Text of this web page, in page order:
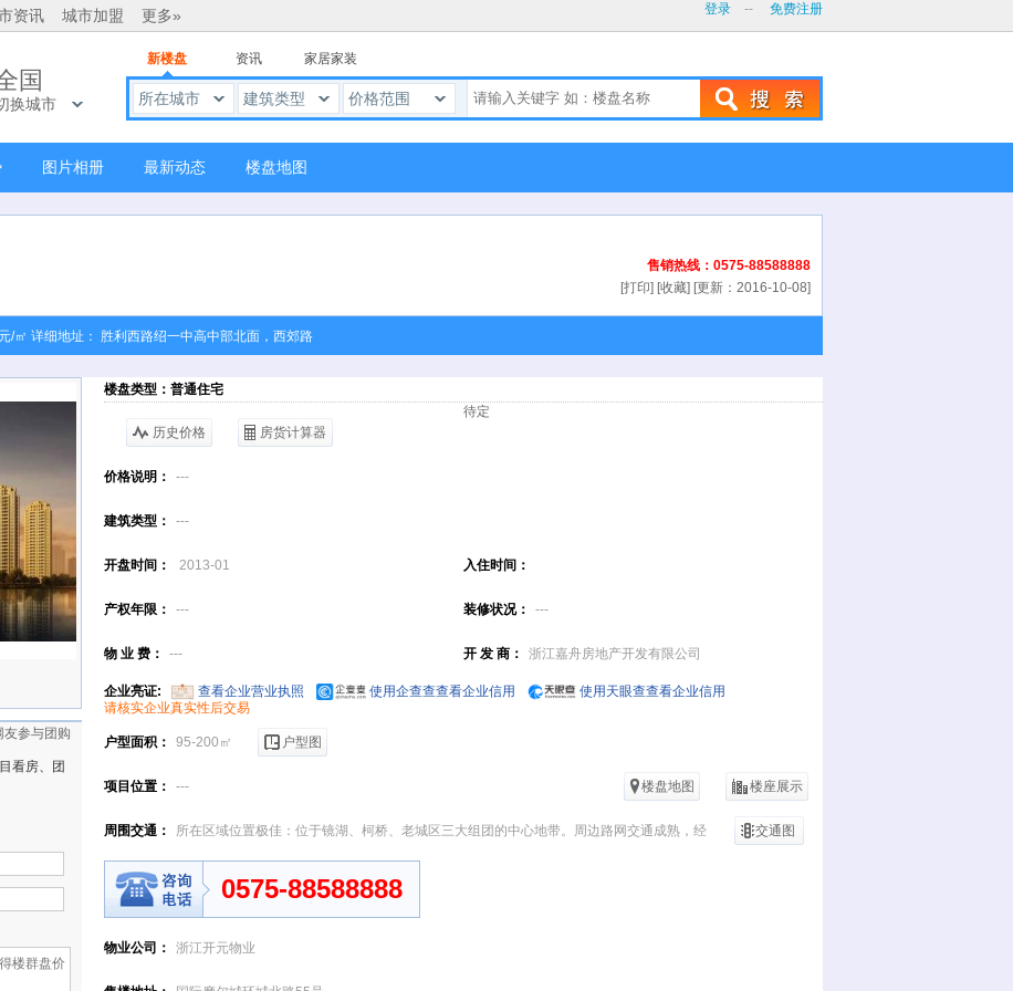
资讯 城市加盟 更多» 登录 -- 免费注册
国
换城市
新楼盘 资讯 家居家装
所在城市 建筑类型 价格范围
图片相册 最新动态 楼盘地图
售销热线：0575-88588888
[打印] [收藏] [更新：2016-10-08]
/㎡ 详细地址： 胜利西路绍一中高中部北面，西郊路
友参与团购
看房、团
楼盘类型：普通住宅
待定
历史价格
房货计算器
价格说明： ---
建筑类型： ---
开盘时间： 2013-01 入住时间：
产权年限： --- 装修状况： ---
物 业 费： --- 开 发 商： 浙江嘉舟房地产开发有限公司
企业亮证: 查看企业营业执照 使用企查查查看企业信用
使用天眼查查看企业信用
请核实企业真实性后交易
户型面积： 95-200㎡ 户型图
项目位置： --- 楼盘地图 楼座展示
周围交通：
所在区域位置极佳：位于镜湖、柯桥、老城区三大组团的中心地带。周边路网交通成熟，经
霞西路向东连接环城北路，向西直达柯桥；经西郊路、云栖路可直通胜利路，无缝对接城市广场、府山
市中心；
交通图
0575-88588888
物业公司： 浙江开元物业